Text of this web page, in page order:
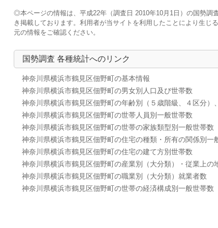
◎本ページの情報は、平成22年（調査日 2010年10月1日）の国勢調
き掲載しております。利用者が当サイトを利用したことにより生
元の情報をご確認ください。
国勢調査 各種統計へのリンク
神奈川県横浜市鶴見区佃野町の基本情報
神奈川県横浜市鶴見区佃野町の男女別人口及び世帯数
神奈川県横浜市鶴見区佃野町の年齢別（５歳階級、４区分）
神奈川県横浜市鶴見区佃野町の世帯人員別一般世帯数
神奈川県横浜市鶴見区佃野町の世帯の家族類型別一般世帯数
神奈川県横浜市鶴見区佃野町の住宅の種類・所有の関係別一
神奈川県横浜市鶴見区佃野町の住宅の建て方別世帯数
神奈川県横浜市鶴見区佃野町の産業別（大分類）・従業上の
神奈川県横浜市鶴見区佃野町の職業別（大分類）就業者数
神奈川県横浜市鶴見区佃野町の世帯の経済構成別一般世帯数